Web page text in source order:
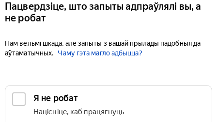
Пацвердзіце, што запыты адпраўлялі вы, а
не робат
Нам вельмі шкада, але запыты з вашай прылады падобныя да
аўтаматычных.
Чаму гэта магло адбыцца?
Я не робат
Націсніце, каб працягнуць